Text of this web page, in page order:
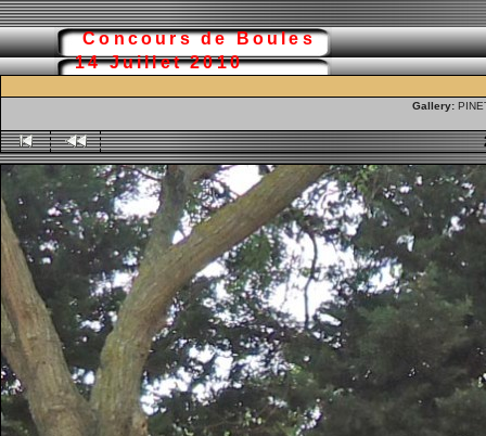
Concours de Boules
14 Juillet 2010
Gallery: